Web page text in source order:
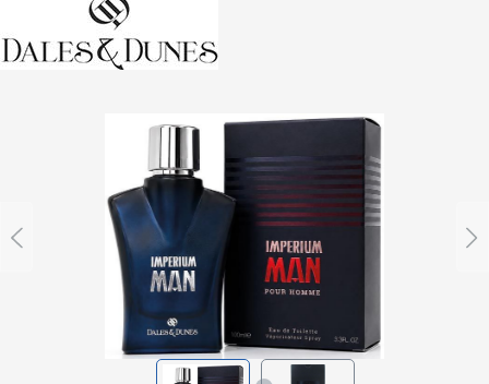
Bildergalerie überspringen